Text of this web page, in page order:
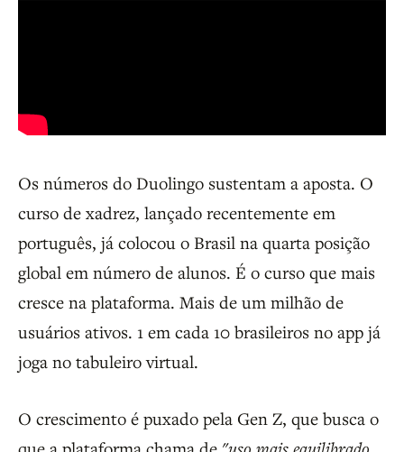
Os números do Duolingo sustentam a aposta. O
curso de xadrez, lançado recentemente em
português, já colocou o Brasil na quarta posição
global em número de alunos. É o curso que mais
cresce na plataforma. Mais de um milhão de
usuários ativos. 1 em cada 10 brasileiros no app já
joga no tabuleiro virtual.
O crescimento é puxado pela Gen Z, que busca o